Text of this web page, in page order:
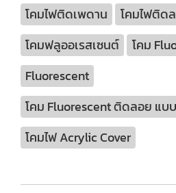
โคมไฟติดเพดาน
โคมไฟติด
โคมฟลูออเรสเซนต์
โคม
Fluorescent
โคม Fluorescent ติดลอย แบ
โคมไฟ Acrylic Cover